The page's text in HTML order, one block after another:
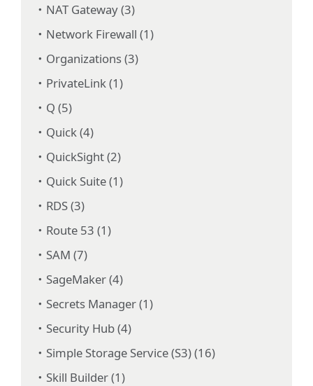
NAT Gateway (3)
Network Firewall (1)
Organizations (3)
PrivateLink (1)
Q (5)
Quick (4)
QuickSight (2)
Quick Suite (1)
RDS (3)
Route 53 (1)
SAM (7)
SageMaker (4)
Secrets Manager (1)
Security Hub (4)
Simple Storage Service (S3) (16)
Skill Builder (1)